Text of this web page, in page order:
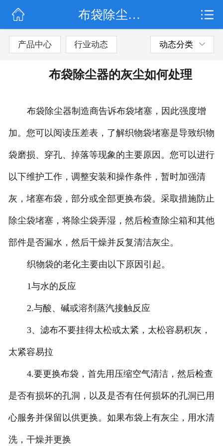
公司简介
联系我们
布袋除尘器的灰尘如何处理
产品中心 行业动态 动态分类
布袋除尘器的灰尘如何处理
布袋除尘器制造商告诉布袋堵塞，因此强度增
加。您可以阅读压差表，了解织物袋堵塞是导致织物
袋磨损、穿孔、掉落等现象的主要原因。您可以进行
以下维护工作，调整安装和操作条件，暂时加强清
灰，堵塞布袋，部分或全部更换布袋。采取措施防止
除尘袋堵塞，将除尘袋弄湿，然后检查除尘箱和其他
部件是否漏水，然后干燥并反复清洁灰尘。
织物袋的老化主要由以下原因引起。
1与水的反应
2.与酸、碱或溶剂蒸汽接触反应
3、滤布不要挂得太松或太紧，太松容易积灰，
太紧容易拉
4.要更换布袋，首先用压缩空气清洁，然后检查
是否有损坏的孔洞，以及是否有任何损坏的孔洞已用
心服务并保留以供更换。如果布袋上有灰尘，用水清
洗，干燥并更换